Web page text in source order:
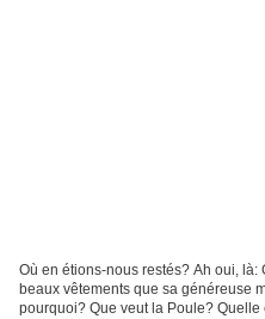
Où en étions-nous restés? Ah oui,
beaux vêtements que sa généreuse
pourquoi? Que veut la Poule?